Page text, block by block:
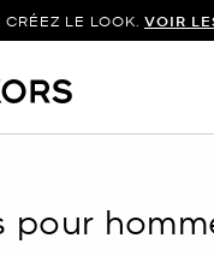
LE LOOK. VOIR